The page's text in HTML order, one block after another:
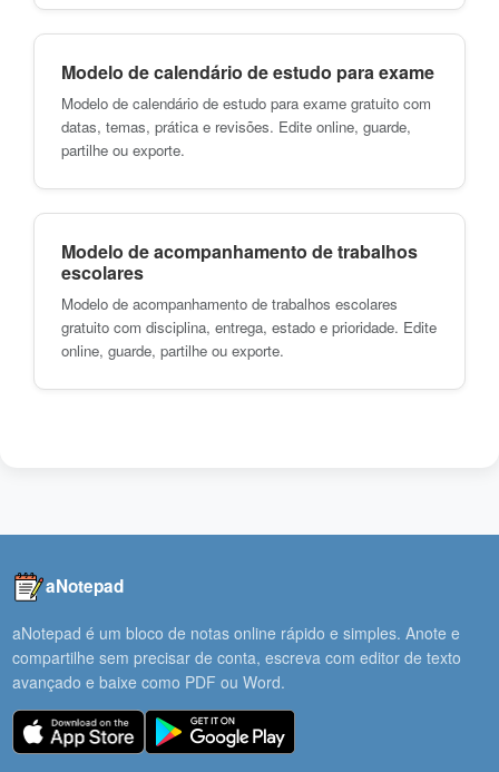
Modelo de calendário de estudo para exame
Modelo de calendário de estudo para exame gratuito com
datas, temas, prática e revisões. Edite online, guarde,
partilhe ou exporte.
Modelo de acompanhamento de trabalhos
escolares
Modelo de acompanhamento de trabalhos escolares
gratuito com disciplina, entrega, estado e prioridade. Edite
online, guarde, partilhe ou exporte.
aNotepad
aNotepad é um bloco de notas online rápido e simples. Anote e
compartilhe sem precisar de conta, escreva com editor de texto
avançado e baixe como PDF ou Word.